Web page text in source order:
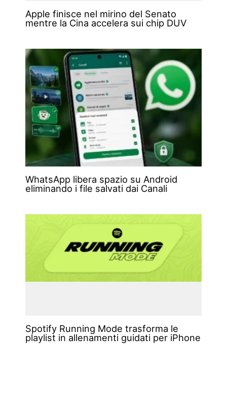
Apple finisce nel mirino del Senato
mentre la Cina accelera sui chip DUV
WhatsApp libera spazio su Android
eliminando i file salvati dai Canali
Spotify Running Mode trasforma le
playlist in allenamenti guidati per iPhone